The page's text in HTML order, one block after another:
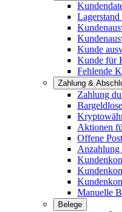
Lagerstand
Kunde
Kunde für
Fehlende
Zahlung &
Zahlung
Aktionen
Offene
Anzahlung
Manuelle
Belege